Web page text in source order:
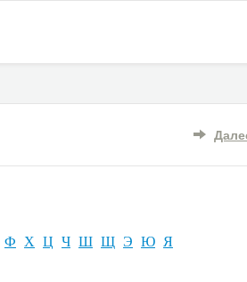
Ф Х Ц Ч Ш Щ Э Ю Я